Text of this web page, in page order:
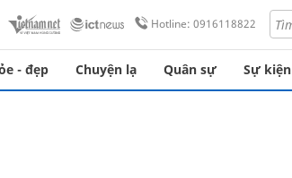
Hotline: 0916118822
- đẹp Chuyện lạ Quân sự Sự kiện